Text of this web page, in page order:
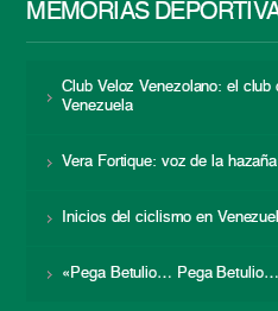
MEMORIAS
Club Veloz Venezolano: el
Venezuela
Vera Fortique: voz de la
Inicios del ciclismo en
«Pega Betulio… Pega